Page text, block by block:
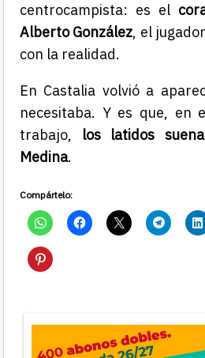
centrocampista: es el
Alberto González, el
con la realidad.
En Castalia volvió a
necesitaba. Y es que, en
trabajo, los latidos
Medina.
Compártelo: